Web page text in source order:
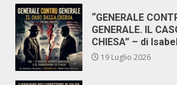
“GENERALE
GENERALE. IL
CHIESA” – di
19 Luglio 2026